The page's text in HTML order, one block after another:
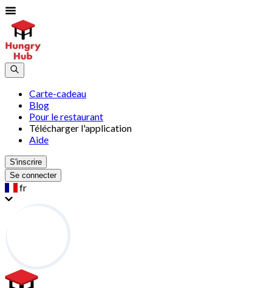
Carte-cadeau
Blog
Pour le restaurant
Télécharger l'application
Aide
S'inscrire
Se connecter
fr